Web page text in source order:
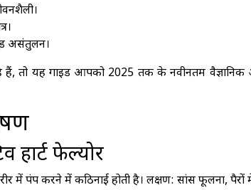
असंतुलन।
तो यह गाइड आपको 2025 तक के नवीनतम वैज्ञानिक
फेल्योर
में पंप करने में कठिनाई होती है। लक्षण: सांस फूलना,